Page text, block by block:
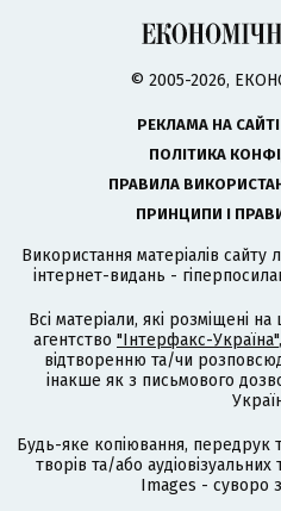
© 2005-2026,
РЕКЛАМА НА САЙТІ
ПОЛІТИКА
ПРАВИЛА
ПРИНЦИПИ І
Використання матеріалів
інтернет-видань -
Всі матеріали, які розміщені
агентство "Інтерфакс-Україна"
відтворенню та/чи
інакше як з письмового
Будь-яке копіювання, передрук
творів та/або
Images - суворо